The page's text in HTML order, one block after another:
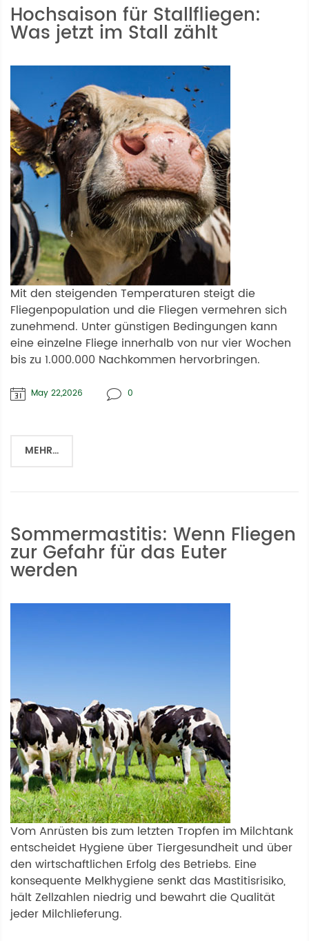
Hochsaison für Stallfliegen:
Was jetzt im Stall zählt
Mit den steigenden Temperaturen steigt die
Fliegenpopulation und die Fliegen vermehren sich
zunehmend. Unter günstigen Bedingungen kann
eine einzelne Fliege innerhalb von nur vier Wochen
bis zu 1.000.000 Nachkommen hervorbringen.
MEHR...
0
May 22,2026
Sommermastitis: Wenn Fliegen
zur Gefahr für das Euter
werden
Vom Anrüsten bis zum letzten Tropfen im Milchtank
entscheidet Hygiene über Tiergesundheit und über
den wirtschaftlichen Erfolg des Betriebs. Eine
konsequente Melkhygiene senkt das Mastitisrisiko,
hält Zellzahlen niedrig und bewahrt die Qualität
jeder Milchlieferung.